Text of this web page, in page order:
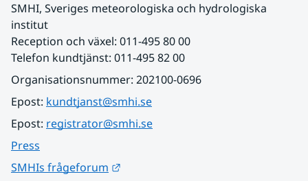
SMHI, Sveriges meteorologiska och hydrologiska
institut
Reception och växel: 011-495 80 00
Telefon kundtjänst: 011-495 82 00
Organisationsnummer: 202100-0696
Epost: kundtjanst@smhi.se
Epost: registrator@smhi.se
Press
SMHIs frågeforum